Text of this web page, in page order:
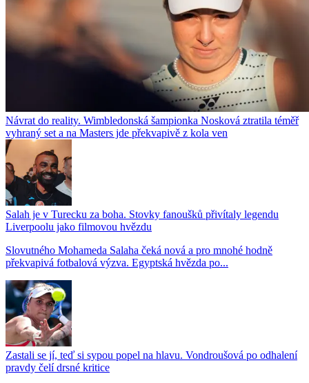
Návrat do reality. Wimbledonská šampionka Nosková ztratila téměř
vyhraný set a na Masters jde překvapivě z kola ven
Salah je v Turecku za boha. Stovky fanoušků přivítaly legendu
Liverpoolu jako filmovou hvězdu
Slovutného Mohameda Salaha čeká nová a pro mnohé hodně
překvapivá fotbalová výzva. Egyptská hvězda po...
Zastali se jí, teď si sypou popel na hlavu. Vondroušová po odhalení
pravdy čelí drsné kritice